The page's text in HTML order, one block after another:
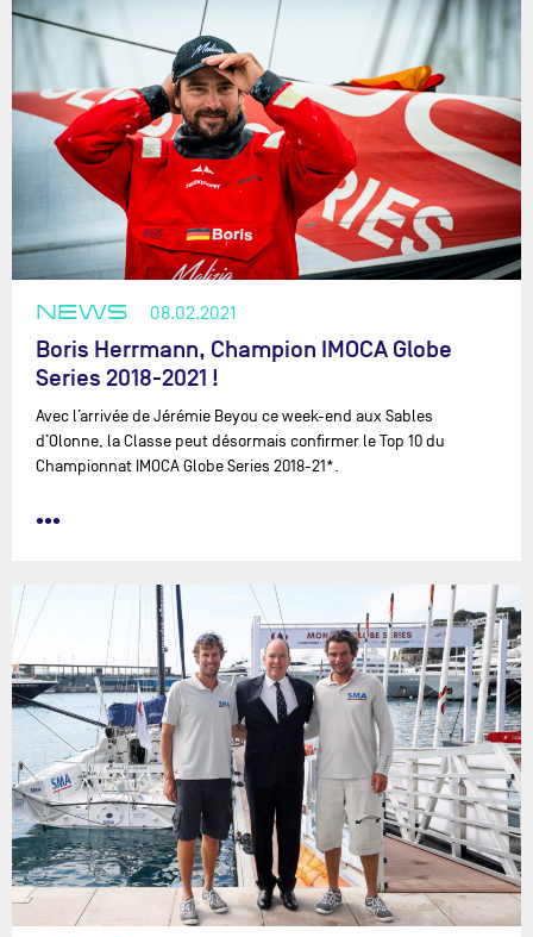
NEWS 08.02.2021
Boris Herrmann, Champion IMOCA Globe
Series 2018-2021 !
Avec l’arrivée de Jérémie Beyou ce week-end aux Sables
d’Olonne, la Classe peut désormais confirmer le Top 10 du
Championnat IMOCA Globe Series 2018-21*.
•••